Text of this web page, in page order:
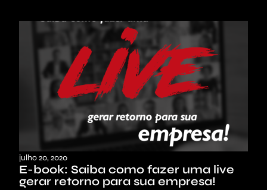
julho 20, 2020
E-book: Saiba como fazer uma live
gerar retorno para sua empresa!